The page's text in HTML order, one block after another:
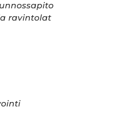
ravintolat